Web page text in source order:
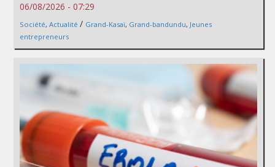
06/08/2026 - 07:29
Société, Actualité / Grand-Kasaï, Grand-bandundu, Jeunes
entrepreneurs